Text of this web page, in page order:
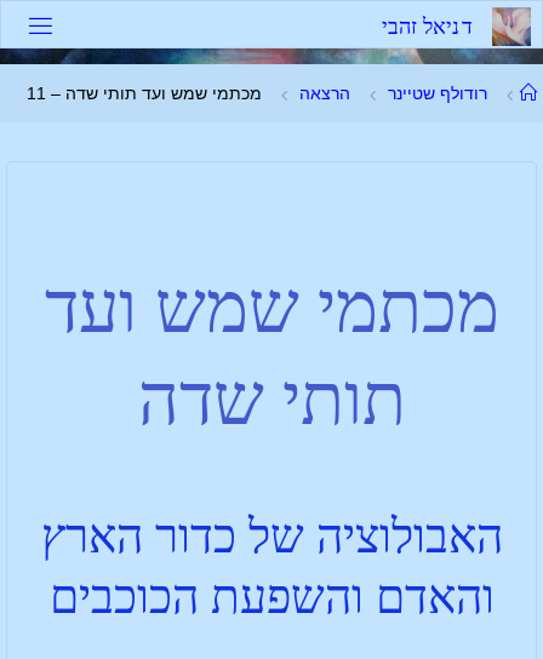
דניאל זהבי
רודולף שטיינר הרצאה מכתמי שמש ועד תותי שדה – 11
מכתמי שמש ועד
תותי שדה
האבולוציה של כדור הארץ
והאדם והשפעת הכוכבים